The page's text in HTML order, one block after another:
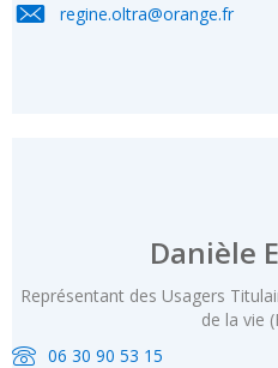
regine.oltra@orange.fr
Danièle
Représentant des Usagers
de la vie
06 30 90 53 15